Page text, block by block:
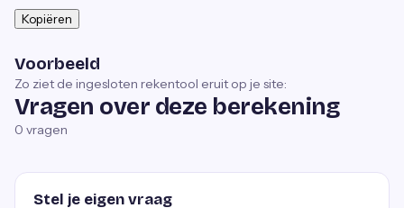
Kopiëren
Voorbeeld
Zo ziet de ingesloten rekentool eruit op je site:
Vragen over deze berekening
0 vragen
Stel je eigen vraag